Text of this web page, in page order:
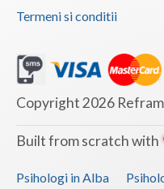
Termeni si conditii
Copyright 2026
Built from scratch with
Psihologi in Alba